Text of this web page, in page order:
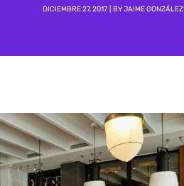
DICIEMBRE 27, 2017 BYJAIME GONZÁLEZ